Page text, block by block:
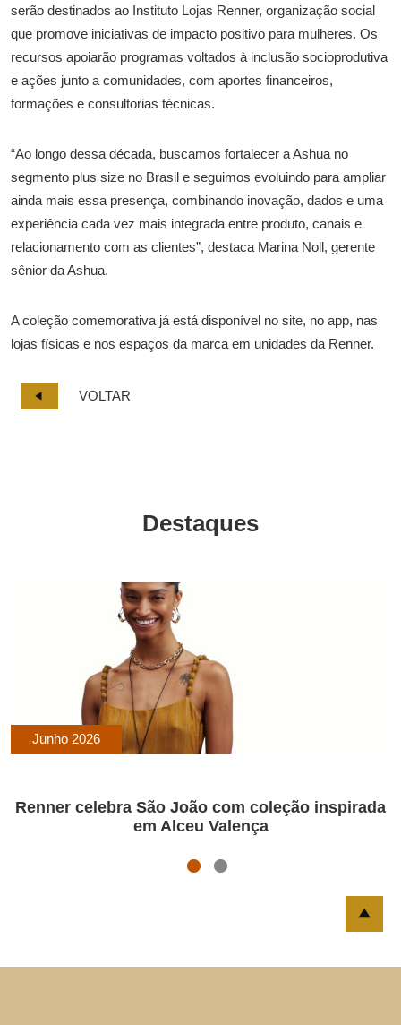
serão destinados ao Instituto Lojas Renner, organização social
que promove iniciativas de impacto positivo para mulheres. Os
recursos apoiarão programas voltados à inclusão socioprodutiva
e ações junto a comunidades, com aportes financeiros,
formações e consultorias técnicas.
“Ao longo dessa década, buscamos fortalecer a Ashua no
segmento plus size no Brasil e seguimos evoluindo para ampliar
ainda mais essa presença, combinando inovação, dados e uma
experiência cada vez mais integrada entre produto, canais e
relacionamento com as clientes”, destaca Marina Noll, gerente
sênior da Ashua.
A coleção comemorativa já está disponível no site, no app, nas
lojas físicas e nos espaços da marca em unidades da Renner.
VOLTAR
Destaques
Junho 2026
Renner celebra São João com coleção inspirada
em Alceu Valença